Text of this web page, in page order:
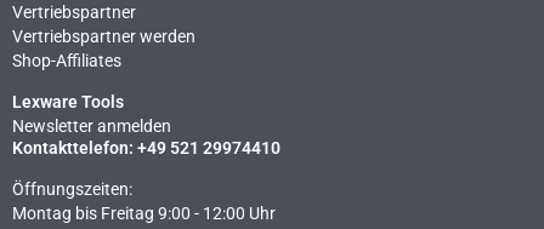
Vertriebspartner
Vertriebspartner werden
Shop-Affiliates
Lexware Tools
Newsletter anmelden
Kontakttelefon: +49 521 29974410
Öffnungszeiten:
Montag bis Freitag 9:00 - 12:00 Uhr